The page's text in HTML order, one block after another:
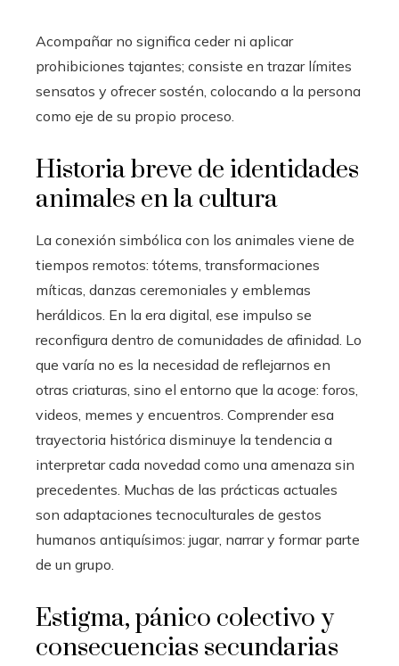
Acompañar no significa ceder ni aplicar
prohibiciones tajantes; consiste en trazar límites
sensatos y ofrecer sostén, colocando a la persona
como eje de su propio proceso.
Historia breve de identidades
animales en la cultura
La conexión simbólica con los animales viene de
tiempos remotos: tótems, transformaciones
míticas, danzas ceremoniales y emblemas
heráldicos. En la era digital, ese impulso se
reconfigura dentro de comunidades de afinidad. Lo
que varía no es la necesidad de reflejarnos en
otras criaturas, sino el entorno que la acoge: foros,
videos, memes y encuentros. Comprender esa
trayectoria histórica disminuye la tendencia a
interpretar cada novedad como una amenaza sin
precedentes. Muchas de las prácticas actuales
son adaptaciones tecnoculturales de gestos
humanos antiquísimos: jugar, narrar y formar parte
de un grupo.
Estigma, pánico colectivo y
consecuencias secundarias